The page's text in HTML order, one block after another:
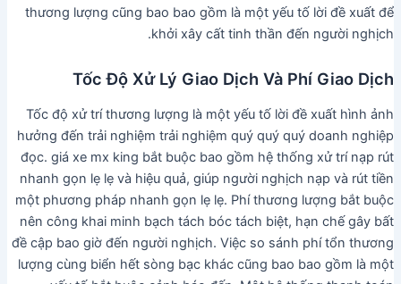
thương lượng cũng bao bao gồm là một yếu tố lời đề xuất để
khởi xây cất tinh thần đến người nghịch.
Tốc Độ Xử Lý Giao Dịch Và Phí Giao Dịch
Tốc độ xử trí thương lượng là một yếu tố lời đề xuất hình ảnh
hưởng đến trải nghiệm trải nghiệm quý quý quý doanh nghiệp
đọc. giá xe mx king bắt buộc bao gồm hệ thống xử trí nạp rút
nhanh gọn lẹ lẹ và hiệu quả, giúp người nghịch nạp và rút tiền
một phương pháp nhanh gọn lẹ lẹ. Phí thương lượng bắt buộc
nên công khai minh bạch tách bóc tách biệt, hạn chế gây bất
đề cập bao giờ đến người nghịch. Việc so sánh phí tổn thương
lượng cùng biển hết sòng bạc khác cũng bao bao gồm là một